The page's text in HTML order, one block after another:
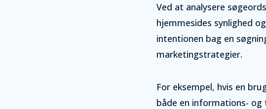
Ved at analysere
hjemmesides synlighed
intentionen bag en
marketingstrategier.
For eksempel, hvis en
både en informations-